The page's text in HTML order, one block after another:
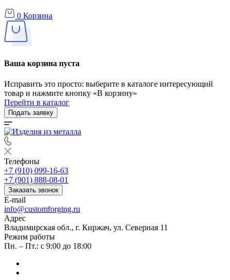
0 Корзина
Ваша корзина пуста
Исправить это просто: выберите в каталоге интересующий
товар и нажмите кнопку «В корзину»
Перейти в каталог
Подать заявку
Телефоны
+7 (910) 099-16-63
+7 (901) 888-08-01
Заказать звонок
E-mail
info@customforging.ru
Адрес
Владимирская обл., г. Киржач, ул. Северная 11
Режим работы
Пн. – Пт.: с 9:00 до 18:00